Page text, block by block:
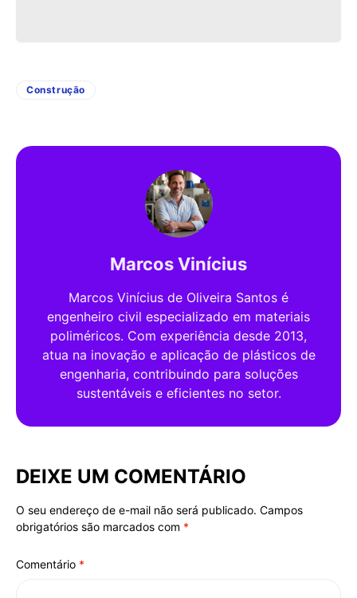
Construção
Marcos Vinícius
Marcos Vinícius de Oliveira Santos é
engenheiro civil especializado em materiais
poliméricos. Com experiência desde 2013,
atua na inovação e aplicação de plásticos de
engenharia, contribuindo para soluções
sustentáveis e eficientes no setor.
DEIXE UM COMENTÁRIO
O seu endereço de e-mail não será publicado. Campos
obrigatórios são marcados com *
Comentário *
Alternative: